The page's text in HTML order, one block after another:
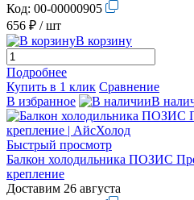
Код: 00-00000905
656 ₽ / шт
В корзину
Подробнее
Купить в 1 клик Сравнение
В избранное
В
Быстрый просмотр
Балкон холодильника ПОЗИС
крепление
Доставим 26 августа